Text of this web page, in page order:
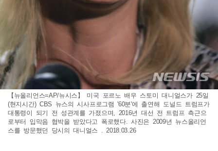
【뉴올리언스=AP/뉴시스】 미국 포르노 배우 스토미 대니얼스가 25일
(현지시간) CBS 뉴스의 시사프로그램 '60분'에 출연해 도널드 트럼프가
대통령이 되기 전 성관계를 가졌으며, 2016년 대선 전 트럼프 측근으
로부터 입막음 협박을 받았다고 폭로했다. 사진은 2009년 뉴스올리언
스를 방문했던 당시의 대니얼스 . 2018.03.26